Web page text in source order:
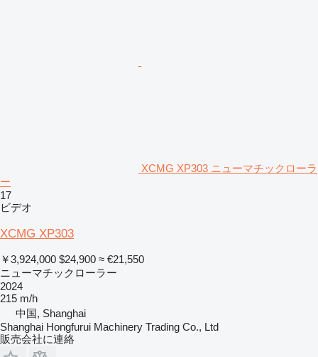
XCMG XP303 ニューマチックローラ
ー
17
ビデオ
XCMG XP303
￥3,924,000 $24,900 ≈ €21,550
ニューマチックローラー
2024
215 m/h
中国, Shanghai
Shanghai Hongfurui Machinery Trading Co., Ltd
販売会社に連絡